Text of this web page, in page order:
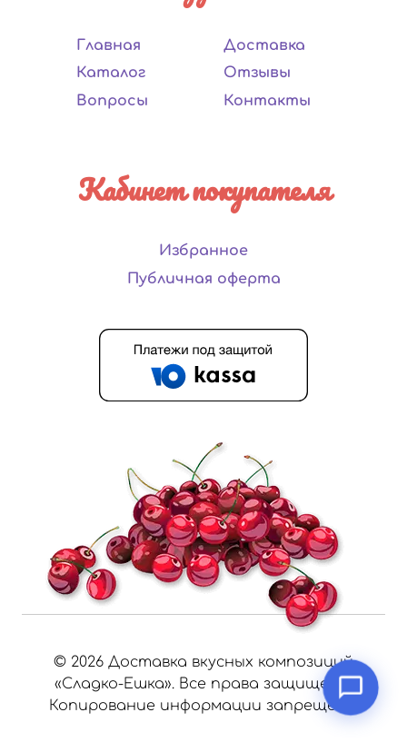
Главная
Каталог
Вопросы
Доставка
Отзывы
Контакты
Кабинет покупателя
Избранное
Публичная оферта
© 2026 Доставка вкусных композиций
«Сладко-Ешка». Все права защищены.
Копирование информации запрещено.